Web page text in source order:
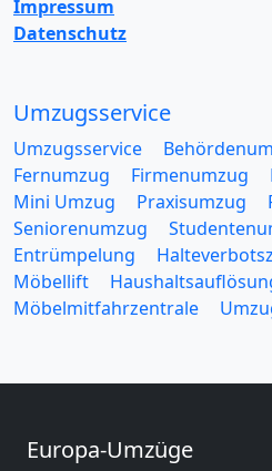
Impressum
Datenschutz
Umzugsservice
Umzugsservice
Fernumzug
Firmenumzug
Mini Umzug
Praxisumzug
Seniorenumzug
Entrümpelung
Möbellift
Möbelmitfahrzentrale
Europa-Umzüge